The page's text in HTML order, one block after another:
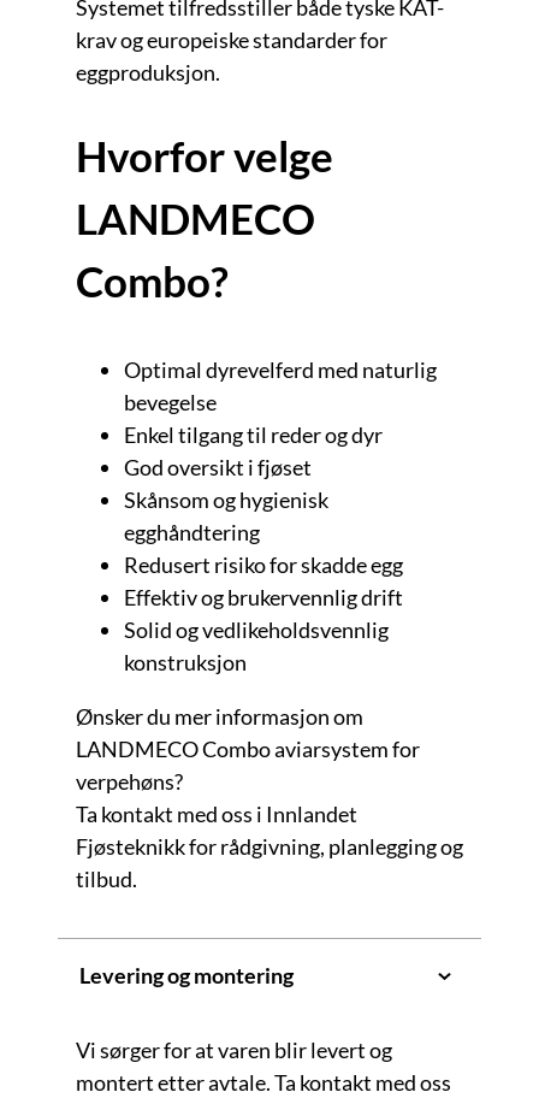
Systemet tilfredsstiller både tyske KAT-
krav og europeiske standarder for
eggproduksjon.
Hvorfor velge
LANDMECO
Combo?
Optimal dyrevelferd med naturlig
bevegelse
Enkel tilgang til reder og dyr
God oversikt i fjøset
Skånsom og hygienisk
egghåndtering
Redusert risiko for skadde egg
Effektiv og brukervennlig drift
Solid og vedlikeholdsvennlig
konstruksjon
Ønsker du mer informasjon om
LANDMECO Combo aviarsystem for
verpehøns?
Ta kontakt med oss i Innlandet
Fjøsteknikk for rådgivning, planlegging og
tilbud.
Levering og montering
Vi sørger for at varen blir levert og
montert etter avtale. Ta kontakt med oss